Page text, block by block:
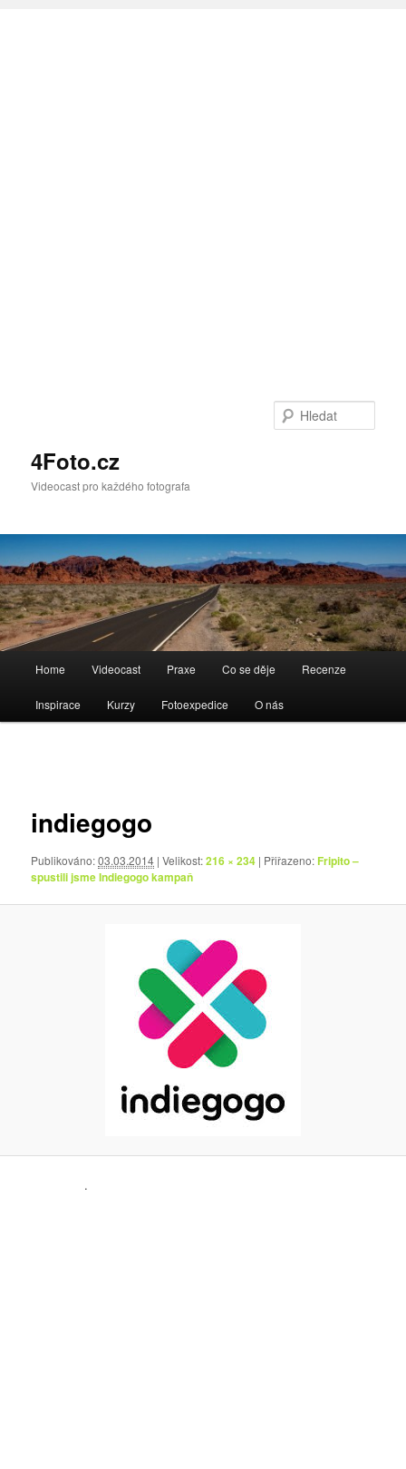
4Foto.cz
Videocast pro každého fotografa
navigační
Home Videocast Praxe Co se děje Recenze
Inspirace Kurzy Fotoexpedice O nás
indiegogo
Publikováno:03.03.2014 | Velikost:216 × 234 | Přiřazeno:Fripito –
spustili jsme Indiegogo kampaň
.